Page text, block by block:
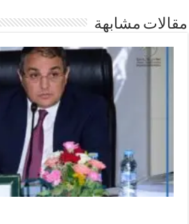
مقالات مشابهة